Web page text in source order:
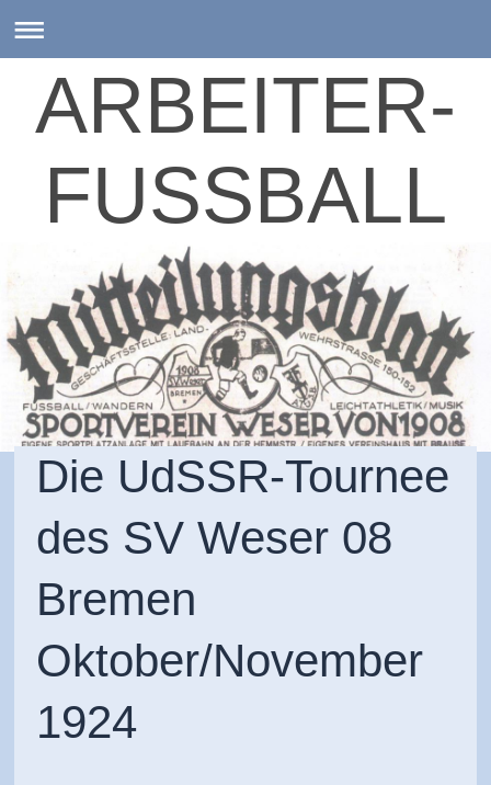
ARBEITER-
FUSSBALL
Die UdSSR-Tournee
des SV Weser 08
Bremen
Oktober/November
1924